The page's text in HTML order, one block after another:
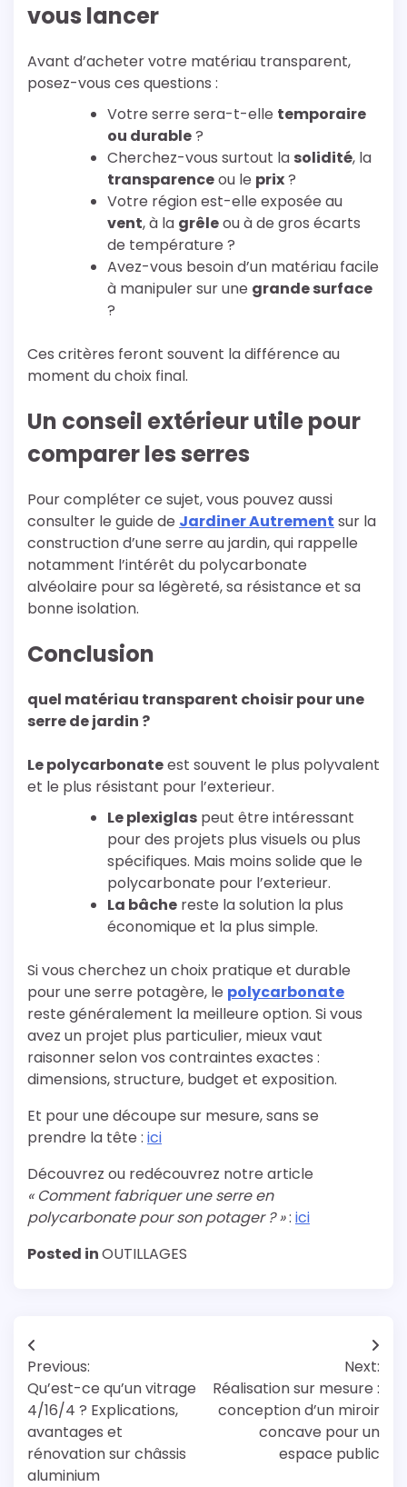
vous lancer
Avant d’acheter votre matériau transparent,
posez-vous ces questions :
Votre serre sera-t-elle temporaire
ou durable?
Cherchez-vous surtout la solidité, la
transparenceou le prix?
Votre région est-elle exposée au
vent, à la grêleou à de gros écarts
de température ?
Avez-vous besoin d’un matériau facile
à manipuler sur une grande surface
?
Ces critères feront souvent la différence au
moment du choix final.
Un conseil extérieur utile pour
comparer les serres
Pour compléter ce sujet, vous pouvez aussi
consulter le guide de Jardiner Autrement sur la
construction d’une serre au jardin, qui rappelle
notamment l’intérêt du polycarbonate
alvéolaire pour sa légèreté, sa résistance et sa
bonne isolation.
Conclusion
quel matériau transparent choisir pour une
serre de jardin ?
Le polycarbonateest souvent le plus polyvalent
et le plus résistant pour l’exterieur.
Le plexiglas peut être intéressant
pour des projets plus visuels ou plus
spécifiques. Mais moins solide que le
polycarbonate pour l’exterieur.
La bâche reste la solution la plus
économique et la plus simple.
Si vous cherchez un choix pratique et durable
pour une serre potagère, le polycarbonate
reste généralement la meilleure option. Si vous
avez un projet plus particulier, mieux vaut
raisonner selon vos contraintes exactes :
dimensions, structure, budget et exposition.
Et pour une découpe sur mesure, sans se
prendre la tête : ici
Découvrez ou redécouvrez notre article
« Comment fabriquer une serre en
polycarbonate pour son potager ? »: ici
Posted inOUTILLAGES
Navigation
de
l’article
Previous:
Qu’est-ce qu’un vitrage
4/16/4 ? Explications,
avantages et
rénovation sur châssis
aluminium
Next:
Réalisation sur mesure :
conception d’un miroir
concave pour un
espace public